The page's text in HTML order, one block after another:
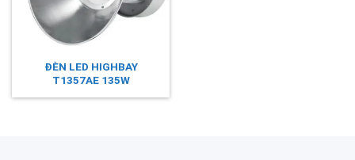
ĐÈN LED HIGHBAY
T1357AE 135W